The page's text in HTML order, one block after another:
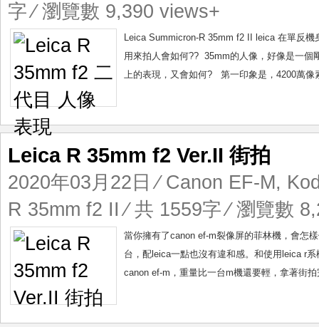
字 ⁄ 瀏覽數 9,390 views+
Leica Summicron-R 35mm f2 II leica 在單反
用來拍人會如何?? 35mm的人像，好像是一個
上的表現，又會如何? 第一印象是，4200萬像
Leica R 35mm f2 Ver.II 街拍
2020年03月22日 ⁄ Canon EF-M,
R 35mm f2 II⁄ 共 1559字 ⁄ 瀏覽數
當你擁有了canon ef-m裂像屏的菲林機，會怎
台，配leica一點也沒有違和感。和使用leica r
canon ef-m，重量比一台m機還要輕，拿著街